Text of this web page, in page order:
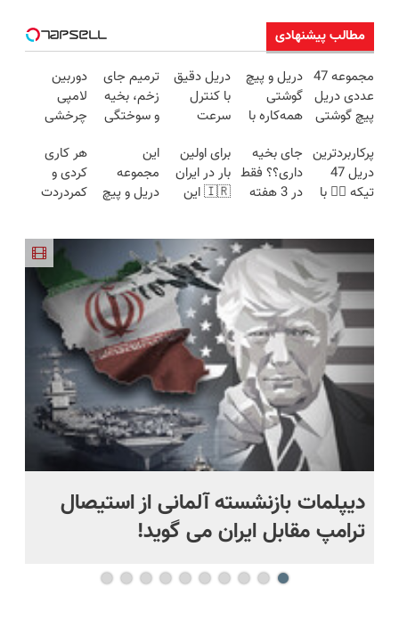
مطالب پیشنهادی
مجموعه 47
عددی دریل
پیچ گوشتی
(تخفیف به
مدت
محدود)
دریل و پیچ
گوشتی
همه‌کاره با
هوشمند ⚙️
(نصف
قیمت بازار
دریل دقیق
با کنترل
سرعت
(مجموعه
47عددی +
تخفیف
ترمیم جای
زخم، بخیه
و سوختگی
هفته!!😍
دوربین
لامپی
چرخشی
فقط امروز
حراج شد🔥
پرداخت
پرکاربردترین
دریل 47
تیکه 👈🏻 با
جای بخیه
داری؟؟ فقط
در 3 هفته
برای اولین
بار در ایران
🇮🇷 این
23 روزه
ساخت!
این
مجموعه
دریل و پیچ
نصف قیمت
بخر!😉
هر کاری
کردی و
کمردردت
پرسشنامه و
دریافت راه
حل
دیپلمات بازنشسته آلمانی از استیصال
ترامپ مقابل ایران می گوید!